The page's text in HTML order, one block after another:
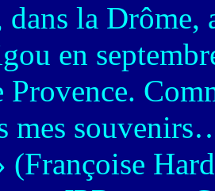
dans la Drôme,
en
Provence.
mes